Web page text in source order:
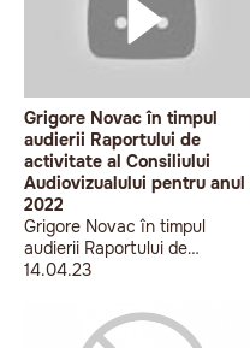
Grigore Novac în timpul
audierii Raportului de
activitate al Consiliului
Audiovizualului pentru anul
2022
Grigore Novac în timpul
audierii Raportului de
activitate al Consiliului
14.04.23